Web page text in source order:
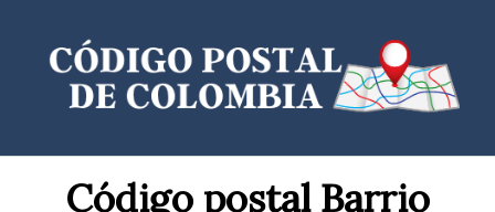
contenido
Código postal Barrio